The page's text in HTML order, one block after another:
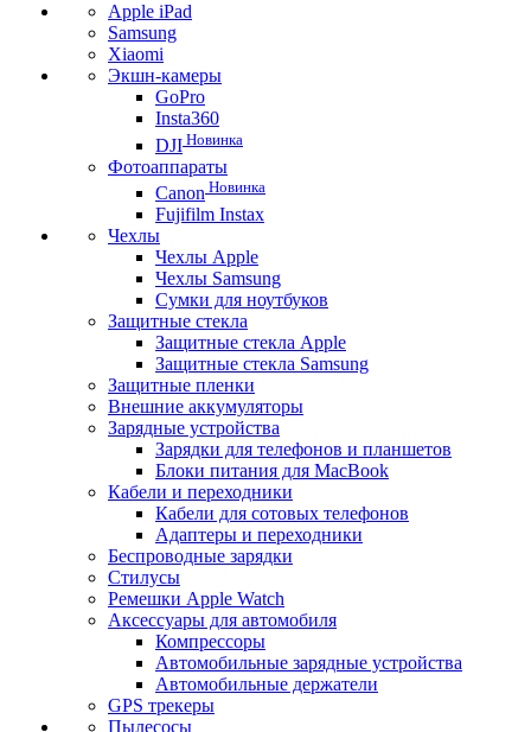
Apple iPad
Samsung
Xiaomi
Экшн-камеры
GoPro
Insta360
DJI Новинка
Фотоаппараты
Canon Новинка
Fujifilm Instax
Чехлы
Чехлы Apple
Чехлы Samsung
Сумки для ноутбуков
Защитные стекла
Защитные стекла Apple
Защитные стекла Samsung
Защитные пленки
Внешние аккумуляторы
Зарядные устройства
Зарядки для телефонов и планшетов
Блоки питания для MacBook
Кабели и переходники
Кабели для сотовых телефонов
Адаптеры и переходники
Беспроводные зарядки
Стилусы
Ремешки Apple Watch
Аксессуары для автомобиля
Компрессоры
Автомобильные зарядные устройства
Автомобильные держатели
GPS трекеры
Пылесосы